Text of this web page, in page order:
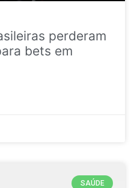
perderam
bets em
SAÚDE